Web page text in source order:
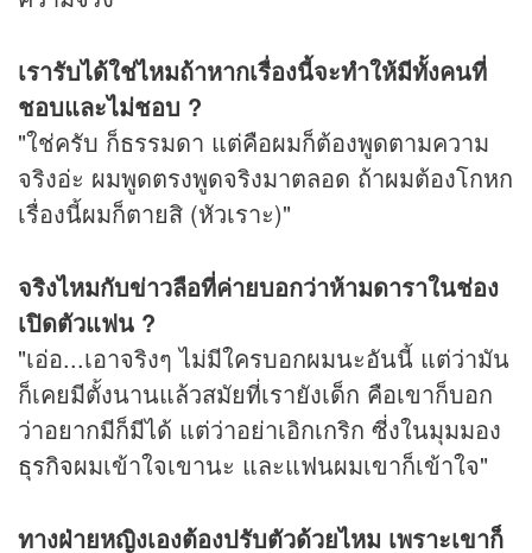
เรารับได้ใช่ไหมถ้าหากเรื่องนี้จะทำให้มีทั้งคนที่
ชอบและไม่ชอบ ?
"ใช่ครับ ก็ธรรมดา แต่คือผมก็ต้องพูดตามความ
จริงอ่ะ ผมพูดตรงพูดจริงมาตลอด ถ้าผมต้องโกหก
เรื่องนี้ผมก็ตายสิ (หัวเราะ)"
จริงไหมกับข่าวลือที่ค่ายบอกว่าห้ามดาราในช่อง
เปิดตัวแฟน ?
"เอ่อ...เอาจริงๆ ไม่มีใครบอกผมนะอันนี้ แต่ว่ามัน
ก็เคยมีตั้งนานแล้วสมัยที่เรายังเด็ก คือเขาก็บอก
ว่าอยากมีก็มีได้ แต่ว่าอย่าเอิกเกริก ซี่งในมุมมอง
ธุรกิจผมเข้าใจเขานะ และแฟนผมเขาก็เข้าใจ"
ทางฝ่ายหญิงเองต้องปรับตัวด้วยไหม เพราะเขาก็